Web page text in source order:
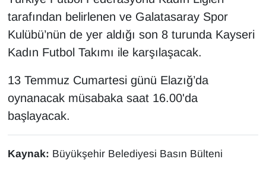
tarafından belirlenen ve Galatasaray Spor
Kulübü’nün de yer aldığı son 8 turunda Kayseri
Kadın Futbol Takımı ile karşılaşacak.
13 Temmuz Cumartesi günü Elazığ’da
oynanacak müsabaka saat 16.00'da
başlayacak.
Kaynak: Büyükşehir Belediyesi Basın Bülteni
POLİTİKA
Resmi İlanlar
SAĞLIK
Seri İlan
Sinema - TV